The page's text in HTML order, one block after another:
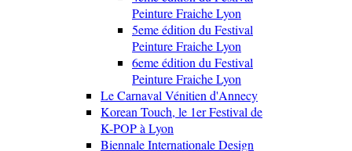
Peinture Fraiche Lyon
5eme édition du Festival
Peinture Fraiche Lyon
6eme édition du Festival
Peinture Fraiche Lyon
Le Carnaval Vénitien d'Annecy
Korean Touch, le 1er Festival de
K-POP à Lyon
Biennale Internationale Design